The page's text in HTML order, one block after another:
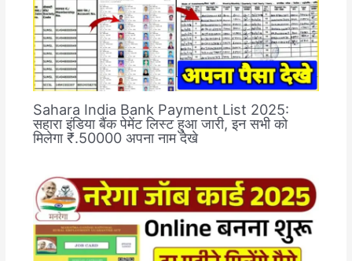
Sahara India Bank Payment List 2025:
सहारा इंडिया बैंक पेमेंट लिस्ट हुआ जारी, इन सभी को
मिलेगा ₹.50000 अपना नाम देखे